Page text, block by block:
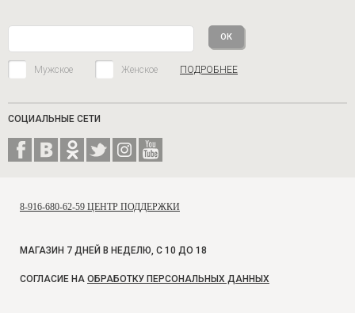
Мужское Женское ПОДРОБНЕЕ
СОЦИАЛЬНЫЕ СЕТИ
8-916-680-62-59 ЦЕНТР ПОДДЕРЖКИ
МАГАЗИН 7 ДНЕЙ В НЕДЕЛЮ, С 10 ДО 18
СОГЛАСИЕ НА ОБРАБОТКУ ПЕРСОНАЛЬНЫХ ДАННЫХ